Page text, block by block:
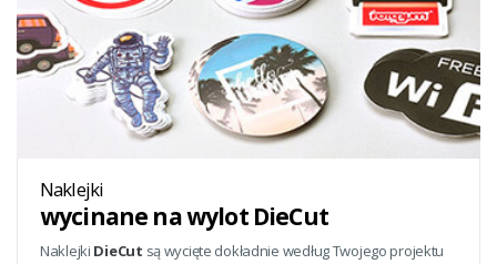
Naklejki
wycinane na wylot DieCut
Naklejki DieCut są wycięte dokładnie według Twojego projektu